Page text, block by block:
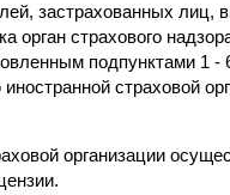
застрахованных лиц,
орган страхового
подпунктами 1 -
страховой
организации